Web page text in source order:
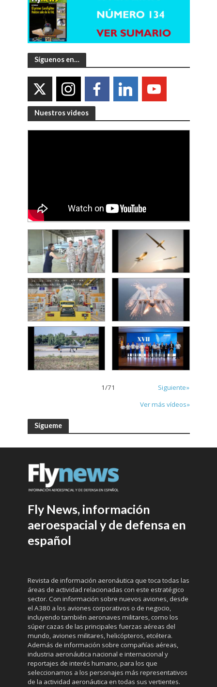
Síguenos en…
Nuestros videos
1/71
Siguiente»
Ver más vídeos»
Sígueme
Fly News, información
aeroespacial y de defensa en
español
Revista de información aeronáutica que toca todas las
áreas de actividad relacionadas con este estratégico
sector. Con información sobre nuevos aviones, desde
el A380 a los aviones corporativos o de negocio,
incluyendo también aeronaves militares, como los
súper cazas de las principales fuerzas aéreas del
mundo, aviones militares, helicópteros, etcétera.
Además de información sobre compañías aéreas,
industria aeronáutica nacional e internacional y
reportajes de interés humano, para los que
seleccionamos a los personajes más representativos
de la actividad aeronáutica en todas sus vertientes.